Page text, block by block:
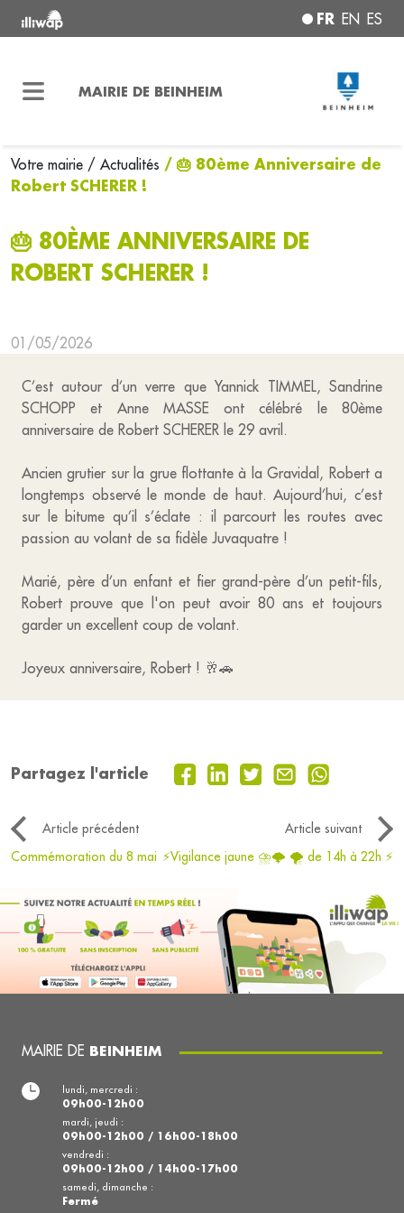
FR EN ES
MAIRIE DE BEINHEIM
Votre mairie / Actualités / 🎂 80ème Anniversaire de
Robert SCHERER !
🎂 80ÈME ANNIVERSAIRE DE
ROBERT SCHERER !
01/05/2026
C’est autour d’un verre que Yannick TIMMEL, Sandrine
SCHOPP et Anne MASSE ont célébré le 80ème
anniversaire de Robert SCHERER le 29 avril.
Ancien grutier sur la grue flottante à la Gravidal, Robert a
longtemps observé le monde de haut. Aujourd’hui, c’est
sur le bitume qu’il s’éclate : il parcourt les routes avec
passion au volant de sa fidèle Juvaquatre !
Marié, père d’un enfant et fier grand-père d’un petit-fils,
Robert prouve que l'on peut avoir 80 ans et toujours
garder un excellent coup de volant.
Joyeux anniversaire, Robert ! 🥂🚗
Partagez l'article
Article précédent
Article suivant
Commémoration du 8 mai ⚡Vigilance jaune ⛈️🌩️ 🌪️ de 14h à 22h ⚡
MAIRIE DE BEINHEIM
lundi, mercredi :
09h00-12h00
mardi, jeudi :
09h00-12h00 / 16h00-18h00
vendredi :
09h00-12h00 / 14h00-17h00
samedi, dimanche :
Fermé